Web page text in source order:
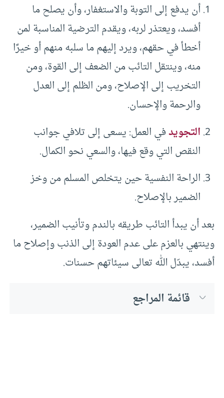
أن يدفع إلى التوبة والاستغفار، وأن يصلح ما
أفسد، ويعتذر لربه، ويقدم الترضية المناسبة لمن
أخطأ في حقهم، ويرد إليهم ما سلبه منهم أو خيرًا
منه، وينتقل التائب من الضعف إلى القوة، ومن
التخريب إلى الإصلاح، ومن الظلم إلى العدل
والرحمة والإحسان.
التجويدفي العمل: يسعى إلى تلافي جوانب
النقص التي وقع فيها، والسعي نحو الكمال.
الراحة النفسية حين يتخلص المسلم من وخز
الضمير بالإصلاح.
بعد أن يبدأ التائب طريقه بالندم وتأنيب الضمير،
وينتهي بالعزم على عدم العودة إلى الذنب وإصلاح ما
أفسد، يبدّل الله تعالى سيئاتهم حسنات.
قائمة المراجع